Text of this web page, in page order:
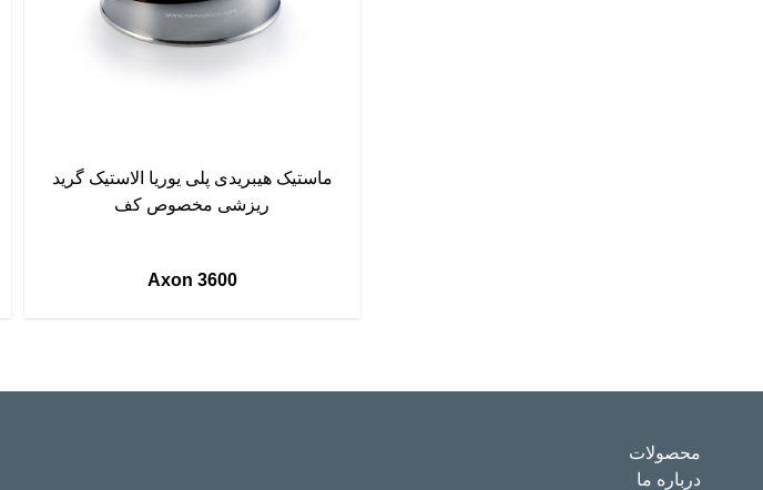
ماستیک هیبریدی پلی یوریا الاستیک گرید
ریزشی مخصوص کف
Axon 3600
محصولات
درباره ما